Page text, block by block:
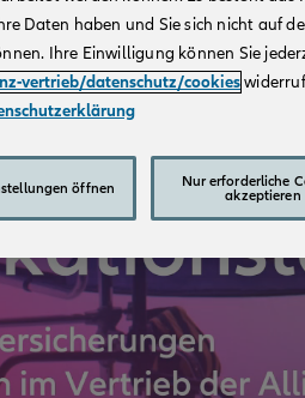
Daten haben und Sie sich nicht auf
Ihre Einwilligung können Sie
vertrieb/datenschutz/cookies
öffnen
Nur erforderliche
akzeptieren